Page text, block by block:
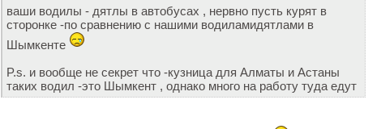
ваши водилы - дятлы в автобусах , нервно пусть курят в
сторонке -по сравнению с нашими водиламидятлами в
Шымкенте
P.s. и вообще не секрет что -кузница для Алматы и Астаны
таких водил -это Шымкент , однако много на работу туда едут